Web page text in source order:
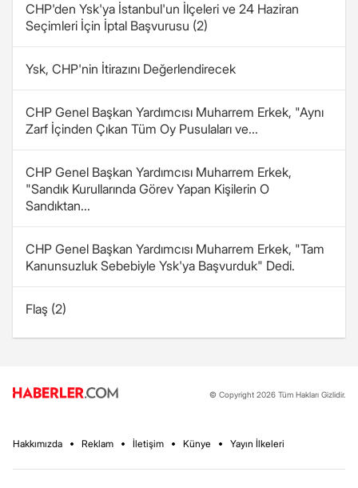
CHP'den Ysk'ya İstanbul'un İlçeleri ve 24 Haziran
Seçimleri İçin İptal Başvurusu (2)
Ysk, CHP'nin İtirazını Değerlendirecek
CHP Genel Başkan Yardımcısı Muharrem Erkek, "Aynı
Zarf İçinden Çıkan Tüm Oy Pusulaları ve...
CHP Genel Başkan Yardımcısı Muharrem Erkek,
"Sandık Kurullarında Görev Yapan Kişilerin O
Sandıktan...
CHP Genel Başkan Yardımcısı Muharrem Erkek, "Tam
Kanunsuzluk Sebebiyle Ysk'ya Başvurduk" Dedi.
Flaş (2)
© Copyright 2026 Tüm Hakları Gizlidir.
Hakkımızda Reklam İletişim Künye Yayın İlkeleri